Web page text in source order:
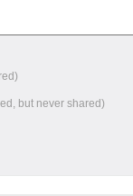
but never shared)